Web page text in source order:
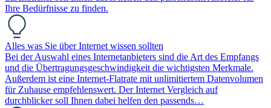
Ihre Bedürfnisse zu finden.
Alles was Sie über Internet wissen sollten
Bei der Auswahl eines Internetanbieters sind die Art des Empfangs
und die Übertragungsgeschwindigkeit die wichtigsten Merkmale.
Außerdem ist eine Internet-Flatrate mit unlimitiertem Datenvolumen
für Zuhause empfehlenswert. Der Internet Vergleich auf
durchblicker soll Ihnen dabei helfen den passends…